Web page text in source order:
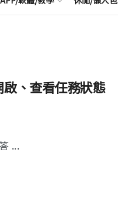
、查看任務狀態
...